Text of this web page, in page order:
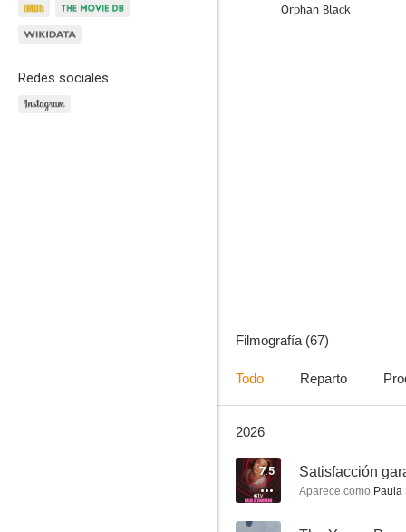
Redes sociales
Orphan Black
7.0
Filmografía (67)
Todo Reparto
2026
7.5 Satisfacción
Aparece como Paula